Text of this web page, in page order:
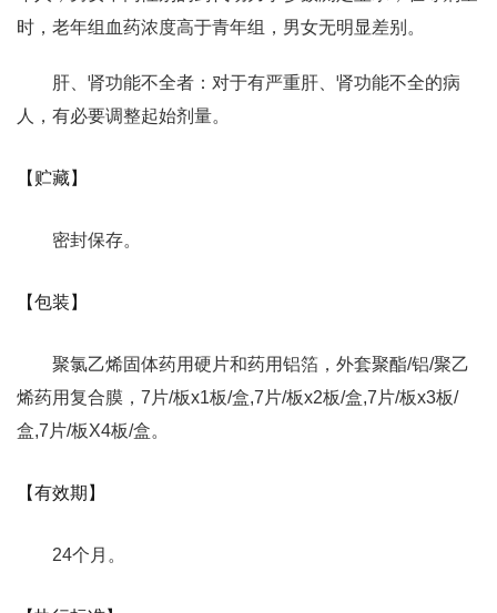
时，老年组血药浓度高于青年组，男女无明显差别。
肝、肾功能不全者：对于有严重肝、肾功能不全的病
人，有必要调整起始剂量。
【贮藏】
密封保存。
【包装】
聚氯乙烯固体药用硬片和药用铝箔，外套聚酯/铝/聚乙
烯药用复合膜，7片/板x1板/盒,7片/板x2板/盒,7片/板x3板/
盒,7片/板X4板/盒。
【有效期】
24个月。